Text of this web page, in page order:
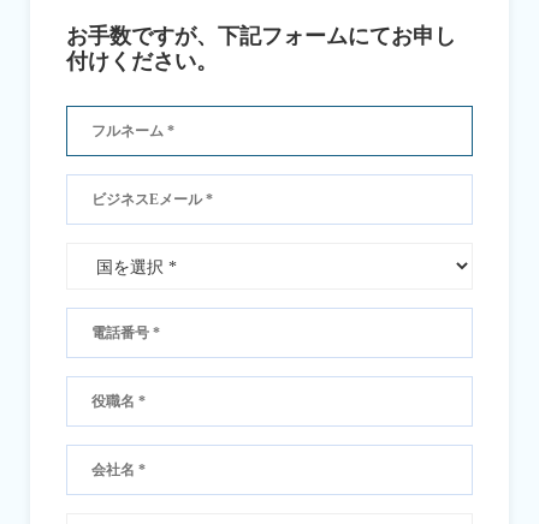
お手数ですが、下記フォームにてお申し
付けください。